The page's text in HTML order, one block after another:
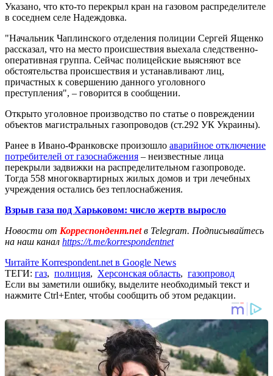
Указано, что кто-то перекрыл кран на газовом распределителе
в соседнем селе Надеждовка.
"Начальник Чаплинского отделения полиции Сергей Ященко
рассказал, что на место происшествия выехала следственно-
оперативная группа. Сейчас полицейские выясняют все
обстоятельства происшествия и устанавливают лиц,
причастных к совершению данного уголовного
преступления", – говорится в сообщении.
Открыто уголовное производство по статье о повреждении
объектов магистральных газопроводов (ст.292 УК Украины).
Ранее в Ивано-Франковске произошло аварийное отключение
потребителей от газоснабжения – неизвестные лица
перекрыли задвижки на распределительном газопроводе.
Тогда 558 многоквартирных жилых домов и три лечебных
учреждения остались без теплоснабжения.
Взрыв газа под Харьковом: число жертв выросло
Новости от Корреспондент.netв Telegram. Подписывайтесь
на наш канал https://t.me/korrespondentnet
Читайте Korrespondent.net в Google News
ТЕГИ: газ, полиция, Херсонская область, газопровод
Если вы заметили ошибку, выделите необходимый текст и
нажмите Ctrl+Enter, чтобы сообщить об этом редакции.